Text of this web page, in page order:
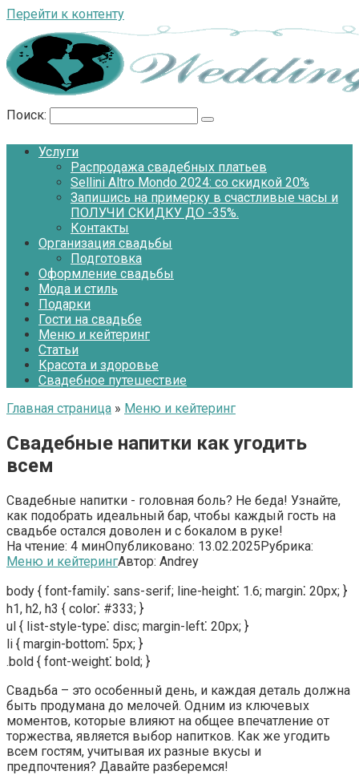
Перейти к контенту
Поиск:
Услуги
Распродажа свадебных платьев
Sellini Altro Mondo 2024: со скидкой 20%
Запишись на примерку в счастливые часы и
ПОЛУЧИ СКИДКУ ДО -35%.
Контакты
Организация свадьбы
Подготовка
Оформление свадьбы
Мода и стиль
Подарки
Гости на свадьбе
Меню и кейтеринг
Статьи
Красота и здоровье
Свадебное путешествие
Главная страница » Меню и кейтеринг
Свадебные напитки как угодить
всем
Свадебные напитки - головная боль? Не беда! Узнайте,
как подобрать идеальный бар, чтобы каждый гость на
свадьбе остался доволен и с бокалом в руке!
На чтение: 4 минОпубликовано: 13.02.2025Рубрика:
Меню и кейтерингАвтор: Andrey
body { font-family⁚ sans-serif; line-height⁚ 1.6; margin⁚ 20px; }
h1, h2, h3 { color⁚ #333; }
ul { list-style-type⁚ disc; margin-left⁚ 20px; }
li { margin-bottom⁚ 5px; }
.bold { font-weight⁚ bold; }
Свадьба – это особенный день, и каждая деталь должна
быть продумана до мелочей. Одним из ключевых
моментов, которые влияют на общее впечатление от
торжества, является выбор напитков. Как же угодить
всем гостям, учитывая их разные вкусы и
предпочтения? Давайте разберемся!